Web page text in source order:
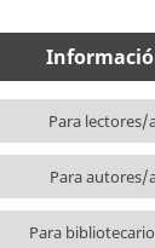
Para lectores/
Para autores/
Para